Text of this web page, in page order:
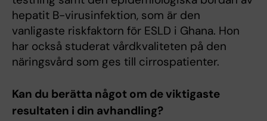
hepatit B-virusinfektion, som är den
vanligaste riskfaktorn för ESLD i Ghana. Hon
har också studerat vårdkvaliteten på den
näringsvård som ges till cirrospatienter.
Kan du berätta något om de viktigaste
resultaten i din avhandling?